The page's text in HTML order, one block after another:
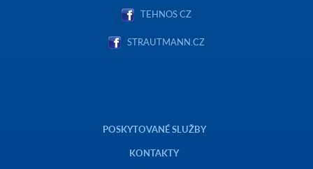
TEHNOS CZ
STRAUTMANN.CZ
POSKYTOVANÉ SLUŽBY
KONTAKTY